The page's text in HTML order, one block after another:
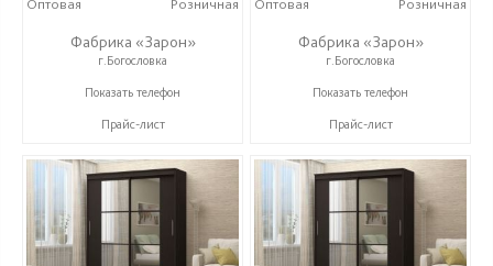
Оптовая Розничная
Фабрика «Зарон»
г.Богословка
+7 (8412) 21-50-66
Показать телефон
Прайс-лист
Оптовая Розничная
Фабрика «Зарон»
г.Богословка
+7 (8412) 21-50-66
Показать телефон
Прайс-лист